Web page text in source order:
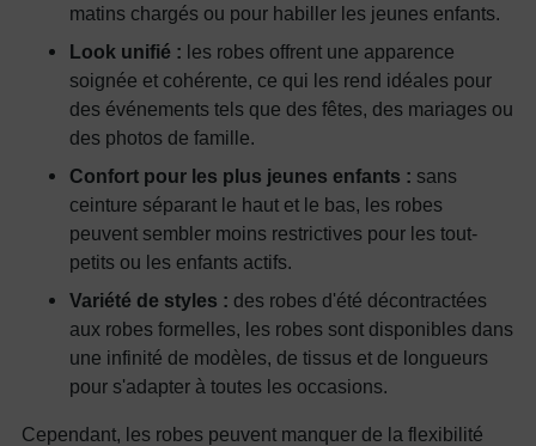
matins chargés ou pour habiller les jeunes enfants.
Look unifié : les robes offrent une apparence
soignée et cohérente, ce qui les rend idéales pour
des événements tels que des fêtes, des mariages ou
des photos de famille.
Confort pour les plus jeunes enfants : sans
ceinture séparant le haut et le bas, les robes
peuvent sembler moins restrictives pour les tout-
petits ou les enfants actifs.
Variété de styles : des robes d'été décontractées
aux robes formelles, les robes sont disponibles dans
une infinité de modèles, de tissus et de longueurs
pour s'adapter à toutes les occasions.
Cependant, les robes peuvent manquer de la flexibilité